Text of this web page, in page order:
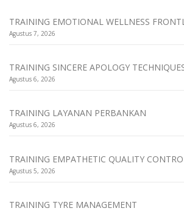
TRAINING EMOTIONAL WELLNESS
Agustus 7, 2026
TRAINING SINCERE APOLOGY
Agustus 6, 2026
TRAINING LAYANAN PERBANKAN
Agustus 6, 2026
TRAINING EMPATHETIC QUALITY
Agustus 5, 2026
TRAINING TYRE MANAGEMENT